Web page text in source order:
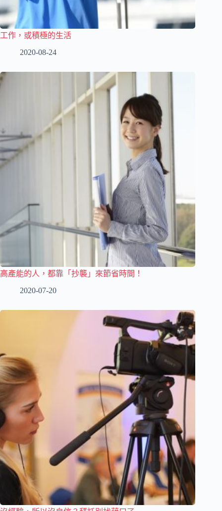
工作，或積極的生活
2020-08-24
高產能的人，都靠「抄襲」來節省時間！
2020-07-20